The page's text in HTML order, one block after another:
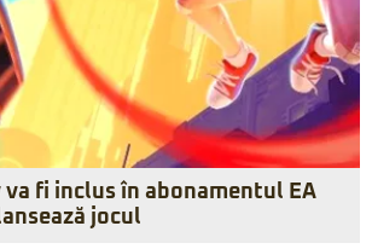
va fi inclus în abonamentul EA
jocul